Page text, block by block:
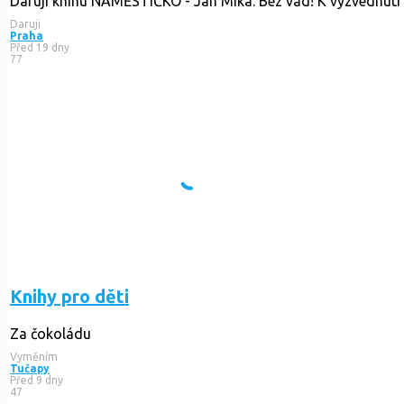
Daruji
Praha
Před 19 dny
77
Knihy pro děti
Za čokoládu
Vyměním
Tučapy
Před 9 dny
47